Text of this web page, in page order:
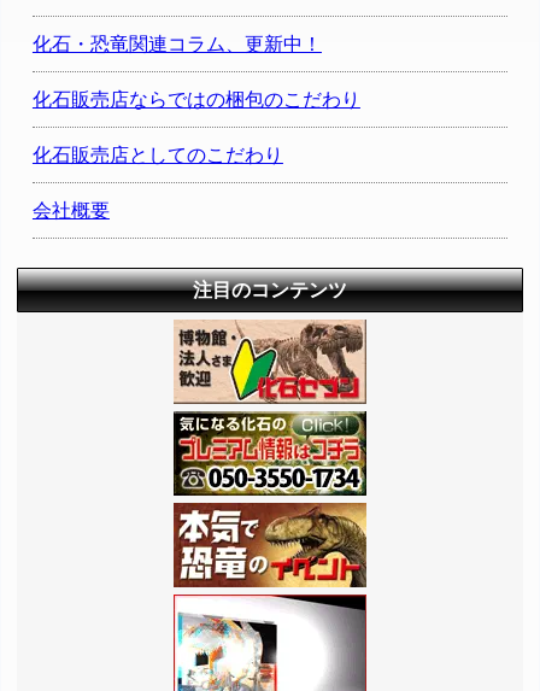
化石・恐竜関連コラム、更新中！
化石販売店ならではの梱包のこだわり
化石販売店としてのこだわり
会社概要
注目のコンテンツ